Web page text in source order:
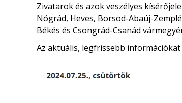
Zivatarok és azok veszélyes
Nógrád, Heves, Borsod-Abaúj-
Békés és Csongrád-Csanád
Az aktuális, legfrissebb